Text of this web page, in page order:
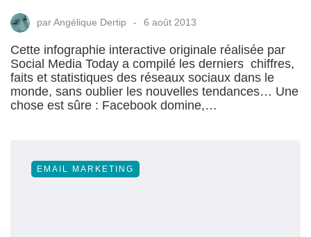
parAngélique Dertip 6 août 2013
Cette infographie interactive originale réalisée par
Social Media Today a compilé les derniers chiffres,
faits et statistiques des réseaux sociaux dans le
monde, sans oublier les nouvelles tendances… Une
chose est sûre : Facebook domine,…
EMAIL MARKETING